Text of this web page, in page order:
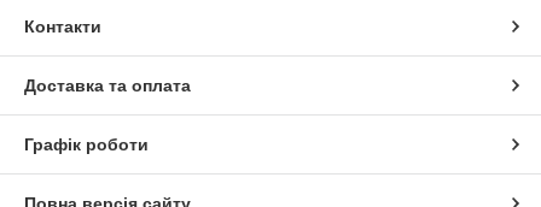
Контакти
Доставка та оплата
Графік роботи